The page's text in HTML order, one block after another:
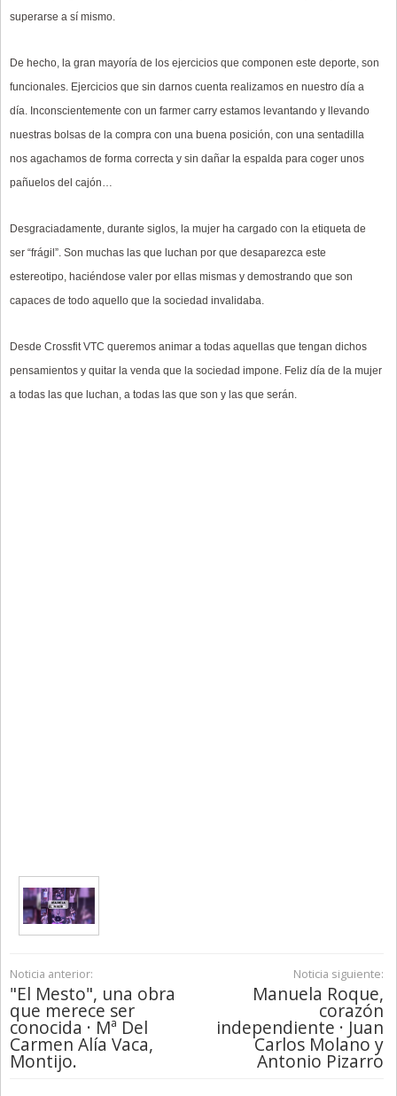
superarse a sí mismo.
De hecho, la gran mayoría de los ejercicios que componen este deporte, son
funcionales. Ejercicios que sin darnos cuenta realizamos en nuestro día a
día. Inconscientemente con un farmer carry estamos levantando y llevando
nuestras bolsas de la compra con una buena posición, con una sentadilla
nos agachamos de forma correcta y sin dañar la espalda para coger unos
pañuelos del cajón…
Desgraciadamente, durante siglos, la mujer ha cargado con la etiqueta de
ser “frágil”. Son muchas las que luchan por que desaparezca este
estereotipo, haciéndose valer por ellas mismas y demostrando que son
capaces de todo aquello que la sociedad invalidaba.
Desde Crossfit VTC queremos animar a todas aquellas que tengan dichos
pensamientos y quitar la venda que la sociedad impone. Feliz día de la mujer
a todas las que luchan, a todas las que son y las que serán.
Noticia anterior:
"El Mesto", una obra
que merece ser
conocida · Mª Del
Carmen Alía Vaca,
Montijo.
Noticia siguiente:
Manuela Roque,
corazón
independiente · Juan
Carlos Molano y
Antonio Pizarro